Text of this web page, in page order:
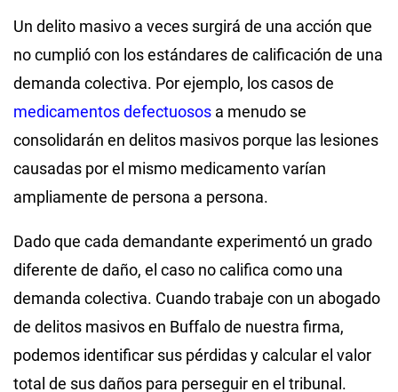
Un delito masivo a veces surgirá de una acción que
no cumplió con los estándares de calificación de una
demanda colectiva. Por ejemplo, los casos de
medicamentos defectuosos a menudo se
consolidarán en delitos masivos porque las lesiones
causadas por el mismo medicamento varían
ampliamente de persona a persona.
Dado que cada demandante experimentó un grado
diferente de daño, el caso no califica como una
demanda colectiva. Cuando trabaje con un abogado
de delitos masivos en Buffalo de nuestra firma,
podemos identificar sus pérdidas y calcular el valor
total de sus daños para perseguir en el tribunal.